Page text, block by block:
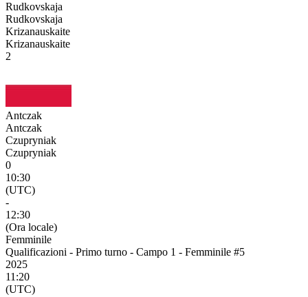
Rudkovskaja
Rudkovskaja
Krizanauskaite
Krizanauskaite
2
Antczak
Antczak
Czupryniak
Czupryniak
0
10:30
(UTC)
-
12:30
(Ora locale)
Femminile
Qualificazioni - Primo turno - Campo 1 - Femminile #5
2025
11:20
(UTC)